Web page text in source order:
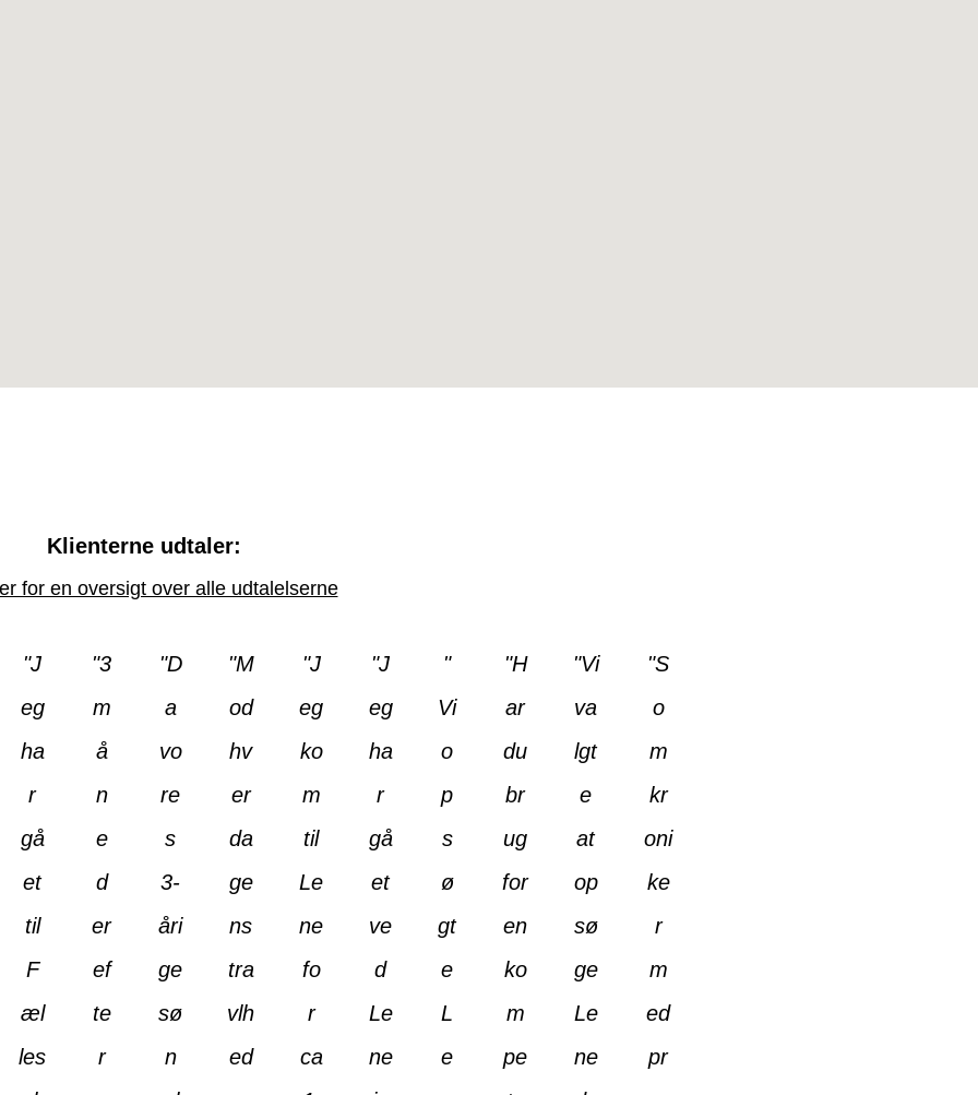
Klienterne udtaler:
for en oversigt over alle udtalelserne
"J
eg
ha
r
gå
et
til
F
æl
les
"3
m
å
n
e
d
er
ef
te
r
"D
a
vo
re
s
3-
åri
ge
sø
n
"M
od
hv
er
da
ge
ns
tra
vlh
ed
"J
eg
ko
m
til
Le
ne
fo
r
ca
"J
eg
ha
r
gå
et
ve
d
Le
ne
"
Vi
o
p
s
ø
gt
e
L
e
"H
ar
du
br
ug
for
en
ko
m
pe
"Vi
va
lgt
e
at
op
sø
ge
Le
ne
"S
o
m
kr
oni
ke
r
m
ed
pr